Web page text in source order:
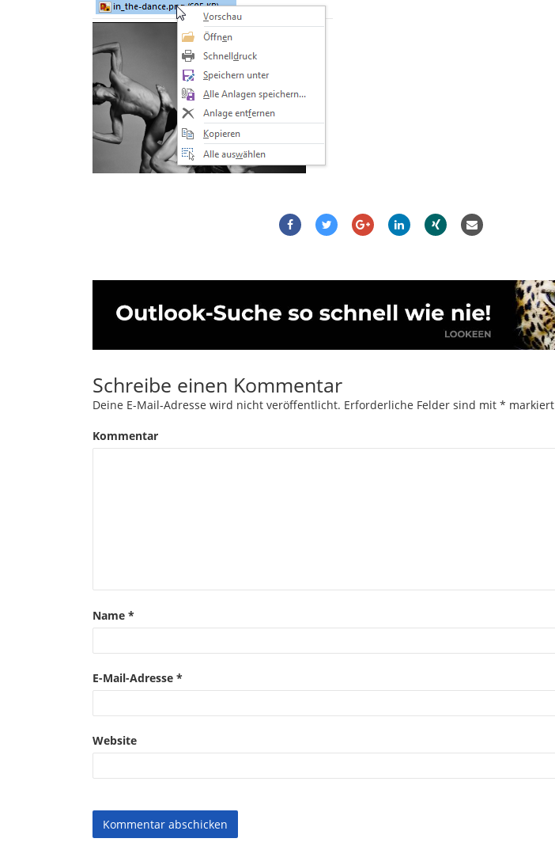
Schreibe einen Kommentar
Deine E-Mail-Adresse wird nicht veröffentlicht. Erforderliche Felder sind mit * markiert
Kommentar
Name *
E-Mail-Adresse *
Website